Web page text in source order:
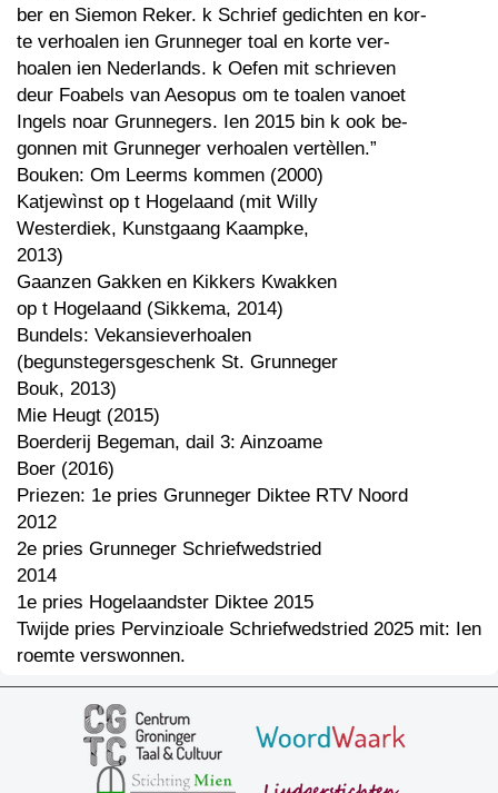
ber en Siemon Reker. k Schrief gedichten en kor-
te verhoalen ien Grunneger toal en korte ver-
hoalen ien Nederlands. k Oefen mit schrieven
deur Foabels van Aesopus om te toalen vanoet
Ingels noar Grunnegers. Ien 2015 bin k ook be-
gonnen mit Grunneger verhoalen vertèllen.”
Bouken: Om Leerms kommen (2000)
Katjewìnst op t Hogelaand (mit Willy
Westerdiek, Kunstgaang Kaampke,
2013)
Gaanzen Gakken en Kikkers Kwakken
op t Hogelaand (Sikkema, 2014)
Bundels: Vekansieverhoalen
(begunstegersgeschenk St. Grunneger
Bouk, 2013)
Mie Heugt (2015)
Boerderij Begeman, dail 3: Ainzoame
Boer (2016)
Priezen: 1e pries Grunneger Diktee RTV Noord
2012
2e pries Grunneger Schriefwedstried
2014
1e pries Hogelaandster Diktee 2015
Twijde pries Pervinzioale Schriefwedstried 2025 mit: Ien
roemte verswonnen.